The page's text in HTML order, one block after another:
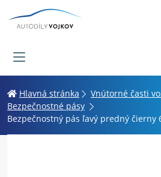
Hlavná stránka
Vnútorné časti
Bezpečnostné pásy
Bezpečnostný pás ľavý predný čierny